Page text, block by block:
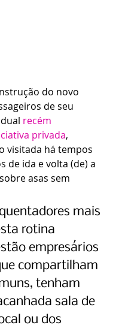
do novo
de seu
recém
privada,
visitada há tempos
de ida e volta (de) a
asas sem
mais
rotina
empresários
compartilham
tenham
sala de
ou dos